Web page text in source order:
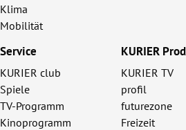
Klima
Mobilität
Service
KURIER club
Spiele
TV-Programm
Kinoprogramm
KURIER
KURIER TV
profil
futurezone
Freizeit